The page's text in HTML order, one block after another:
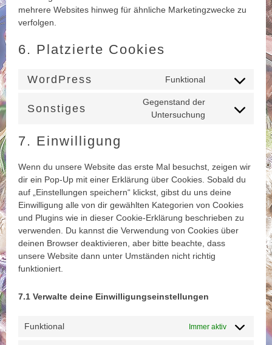
mehrere Websites hinweg für ähnliche Marketingzwecke zu
verfolgen.
6. Platzierte Cookies
WordPress Funktional
Consent
service
Sonstiges
Gegenstand der
Untersuchung
Consent
7. Einwilligung
Wenn du unsere Website das erste Mal besuchst, zeigen wir
dir ein Pop-Up mit einer Erklärung über Cookies. Sobald du
auf „Einstellungen speichern“ klickst, gibst du uns deine
Einwilligung alle von dir gewählten Kategorien von Cookies
und Plugins wie in dieser Cookie-Erklärung beschrieben zu
verwenden. Du kannst die Verwendung von Cookies über
deinen Browser deaktivieren, aber bitte beachte, dass
unsere Website dann unter Umständen nicht richtig
funktioniert.
7.1 Verwalte deine Einwilligungseinstellungen
Funktional Immer aktiv